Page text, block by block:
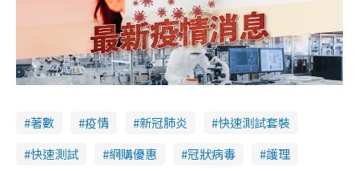
著數 疫情 新冠肺炎
快速測試套裝
快速測試
網購優惠 冠狀病毒
護理